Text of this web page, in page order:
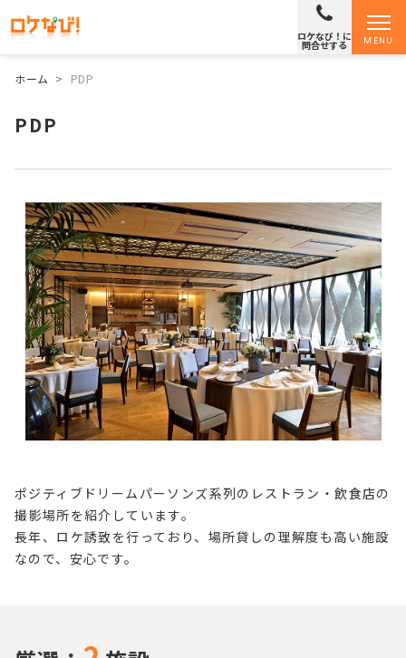
MENU
ロケなび！に
問合せする
ホーム > PDP
PDP
ポジティブドリームパーソンズ系列のレストラン・飲食店の
撮影場所を紹介しています。
長年、ロケ誘致を行っており、場所貸しの理解度も高い施設
なので、安心です。